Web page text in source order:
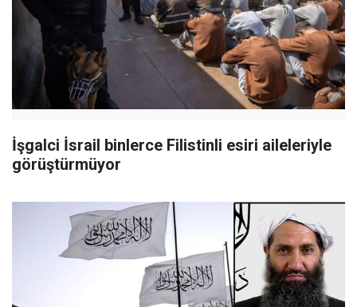
İşgalci İsrail binlerce Filistinli esiri aileleriyle
görüştürmüyor